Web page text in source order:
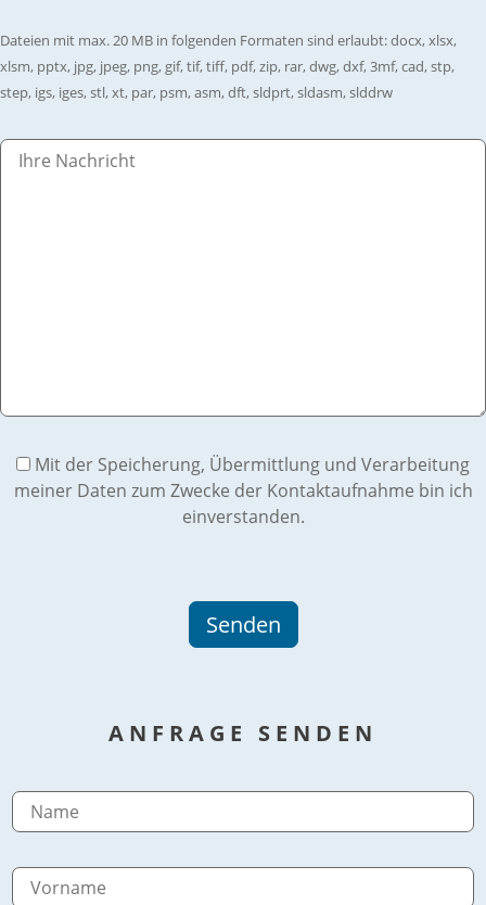
Dateien mit max. 20 MB in folgenden Formaten sind erlaubt: docx, xlsx,
xlsm, pptx, jpg, jpeg, png, gif, tif, tiff, pdf, zip, rar, dwg, dxf, 3mf, cad, stp,
step, igs, iges, stl, xt, par, psm, asm, dft, sldprt, sldasm, slddrw
Mit der Speicherung, Übermittlung und Verarbeitung
meiner Daten zum Zwecke der Kontaktaufnahme bin ich
einverstanden.
ANFRAGE SENDEN